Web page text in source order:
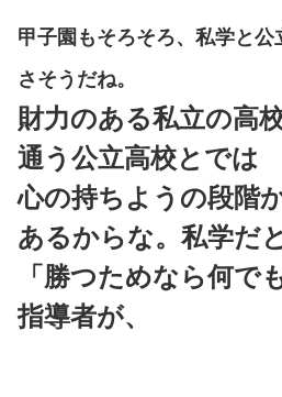
甲子園もそろそろ、私学と公
さそうだね。
財力のある私立の高
通う公立高校とでは
心の持ちようの段階
あるからな。私学だと
「勝つためなら何で
指導者が、